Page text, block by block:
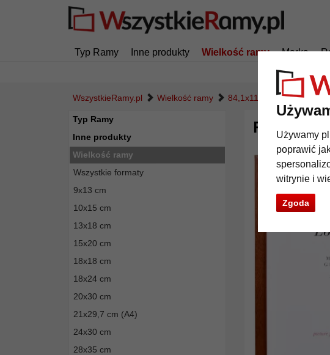
Używamy
poprawić
witrynie i
Zgoda
Typ Ramy Inne produkty Wielkość ramy Marka
WszystkieRamy.pl Wielkość ramy 84,1x118,9 cm (A0)
Typ Ramy
Inne produkty
Wielkość ramy
Wszystkie formaty
9x13 cm
10x15 cm
13x18 cm
15x20 cm
18x18 cm
18x24 cm
20x30 cm
21x29,7 cm (A4)
24x30 cm
28x35 cm
Rama